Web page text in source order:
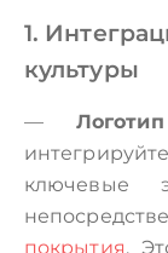
1.
культуры
—
ключевые
покрытия.